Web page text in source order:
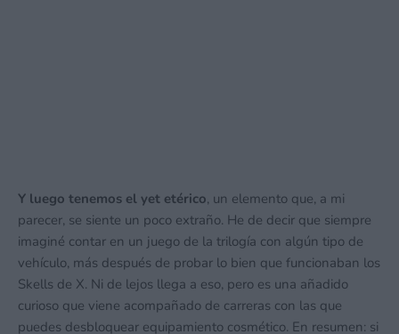
Y luego tenemos el yet etérico, un elemento que, a mi
parecer, se siente un poco extraño. He de decir que siempre
imaginé contar en un juego de la trilogía con algún tipo de
vehículo, más después de probar lo bien que funcionaban los
Skells de X. Ni de lejos llega a eso, pero es una añadido
curioso que viene acompañado de carreras con las que
puedes desbloquear equipamiento cosmético. En resumen: si